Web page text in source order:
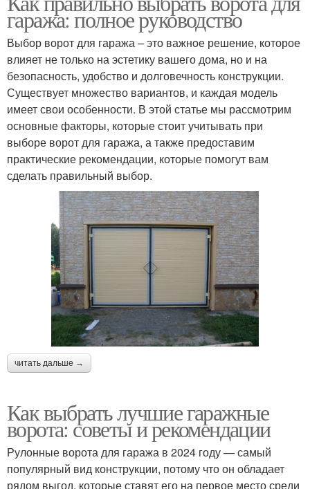
гаража: полное руководство
Выбор ворот для гаража – это важное решение, которое
влияет не только на эстетику вашего дома, но и на
безопасность, удобство и долговечность конструкции.
Существует множество вариантов, и каждая модель
имеет свои особенности. В этой статье мы рассмотрим
основные факторы, которые стоит учитывать при
выборе ворот для гаража, а также предоставим
практические рекомендации, которые помогут вам
сделать правильный выбор.
читать дальше →
Как выбрать лучшие гаражные
ворота: советы и рекомендации
Рулонные ворота для гаража в 2024 году — самый
популярный вид конструкции, потому что он обладает
рядом выгод, которые ставят его на первое место среди